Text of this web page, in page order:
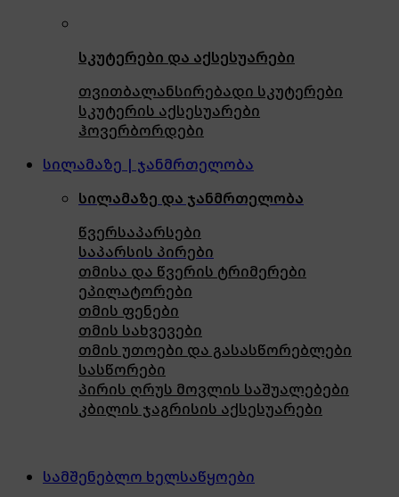
სკუტერები და აქსესუარები
თვითბალანსირებადი სკუტერები
სკუტერის აქსესუარები
ჰოვერბორდები
სილამაზე | ჯანმრთელობა
სილამაზე და ჯანმრთელობა
წვერსაპარსები
საპარსის პირები
თმისა და წვერის ტრიმერები
ეპილატორები
თმის ფენები
თმის სახვევები
თმის უთოები და გასასწორებლები
სასწორები
პირის ღრუს მოვლის საშუალებები
კბილის ჯაგრისის აქსესუარები
სამშენებლო ხელსაწყოები